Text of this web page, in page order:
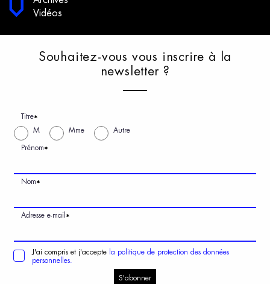
Vidéos
Souhaitez-vous vous i nscrire à
a
newsletter ?
Titre*
M Mme Autre
Prénom*
Nom*
Adresse e-mail *
J'ai compris et j'accepte la politique de protection des données
personnelles.
S'abonner